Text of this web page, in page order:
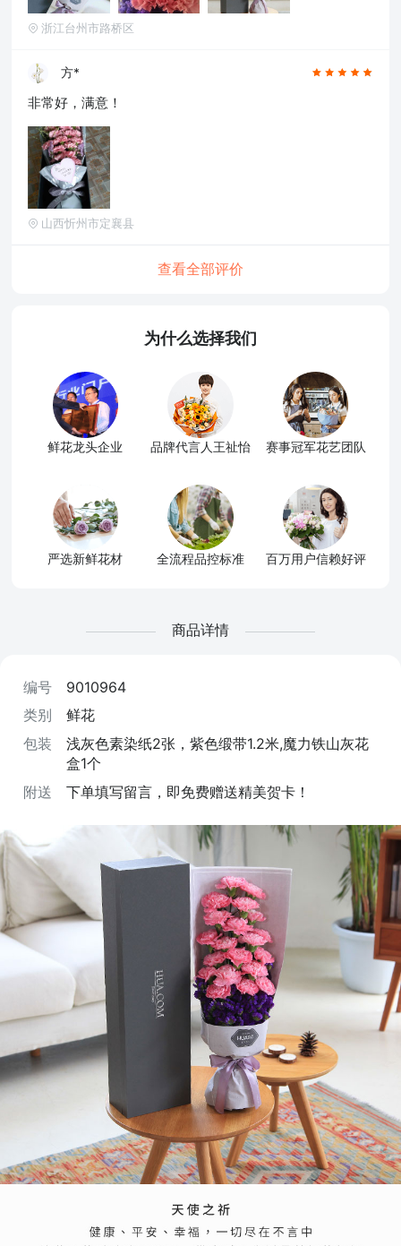
浙江台州市路桥区
方*
非常好，满意！
山西忻州市定襄县
查看全部评价
为什么选择我们
鲜花龙头企业 品牌代言人王祉怡 赛事冠军花艺团队
严选新鲜花材 全流程品控标准 百万用户信赖好评
商品详情
编号
9010964
类别
鲜花
包装
浅灰色素染纸2张，紫色缎带1.2米,魔力铁山灰花
盒1个
附送
下单填写留言，即免费赠送精美贺卡！